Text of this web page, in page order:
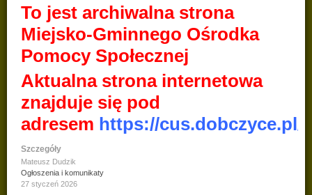
Jeśli starasz się o świadczenie z programu "Rodzina 500+,
świadczenia rodzinne lub świadczenia z funduszu
alimentacyjnego, złóż wniosek o ustalenie prawa do świadczeń na
kolejny okres zasiłkowy. Dotyczy to również wszystkich tych,
którzy do tej pory otrzymywali lub otrzymują świadczenia. Wypłata
świadczeń nie jest przedłużana automatycznie. Wymaga złożenia
kolejnego wniosku. Będą one przyjmowane od 1 sierpnia 2017r.